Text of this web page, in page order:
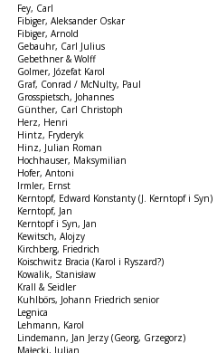
Fey, Carl
Fibiger, Aleksander Oskar
Fibiger, Arnold
Gebauhr, Carl Julius
Gebethner & Wolff
Golmer, Józefat Karol
Graf, Conrad / McNulty, Paul
Grosspietsch, Johannes
Günther, Carl Christoph
Herz, Henri
Hintz, Fryderyk
Hinz, Julian Roman
Hochhauser, Maksymilian
Hofer, Antoni
Irmler, Ernst
Kerntopf, Edward Konstanty (J. Kerntopf i Syn)
Kerntopf, Jan
Kerntopf i Syn, Jan
Kewitsch, Alojzy
Kirchberg, Friedrich
Koischwitz Bracia (Karol i Ryszard?)
Kowalik, Stanisław
Krall & Seidler
Kuhlbörs, Johann Friedrich senior
Legnica
Lehmann, Karol
Lindemann, Jan Jerzy (Georg, Grzegorz)
Małecki, Julian